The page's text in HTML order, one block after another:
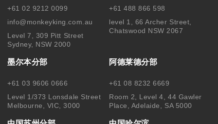
+61 02 9212 0099
info@monkeyking.com.au
Level 7, 309 Pitt Street
Sydney, NSW 2000
+61 488 866 598
level 1, 66 Archer Street,
Chatswood NSW 2067
墨尔本分部
+61 03 9606 0666
Level 1/373 Lonsdale Street
Melbourne, VIC, 3000
阿德莱德分部
+61 08 8232 6669
Room 2, Level 4, 44 Gawler
Place, Adelaide, SA 5000